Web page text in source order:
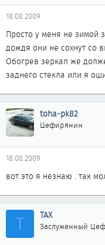
18.08.2009
Просто у меня не зимой
дождя они не сохнут со
Обогрев зеркал же
заднего стекла или я
toha-pk82
Цефирянин
18.08.2009
вот это я незнаю . так
Т ТАХ
Заслуженный